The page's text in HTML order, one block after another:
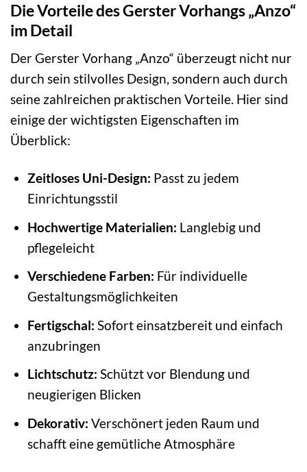
Die Vorteile des Gerster Vorhangs „Anzo“
im Detail
Der Gerster Vorhang „Anzo“ überzeugt nicht nur
durch sein stilvolles Design, sondern auch durch
seine zahlreichen praktischen Vorteile. Hier sind
einige der wichtigsten Eigenschaften im
Überblick:
Zeitloses Uni-Design: Passt zu jedem
Einrichtungsstil
Hochwertige Materialien: Langlebig und
pflegeleicht
Verschiedene Farben: Für individuelle
Gestaltungsmöglichkeiten
Fertigschal: Sofort einsatzbereit und einfach
anzubringen
Lichtschutz: Schützt vor Blendung und
neugierigen Blicken
Dekorativ: Verschönert jeden Raum und
schafft eine gemütliche Atmosphäre